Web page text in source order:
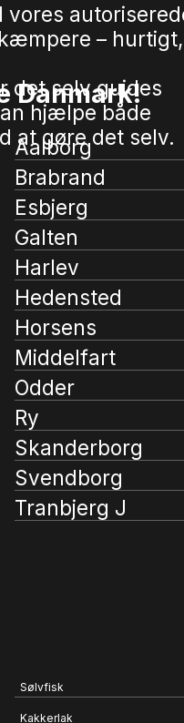
vores
– hurtigt,
det selv guides
hjælpe både
at gøre det selv.
Danmark!
Aalborg
Brabrand
Esbjerg
Galten
Harlev
Hedensted
Horsens
Middelfart
Odder
Ry
Skanderborg
Svendborg
Tranbjerg J
Sølvfisk
Kakkerlak